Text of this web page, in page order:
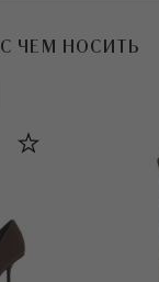
С ЧЕМ НОСИТЬ